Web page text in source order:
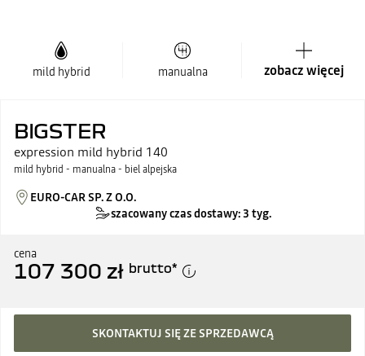
mild hybrid manualna zobacz więcej
BIGSTER
expression mild hybrid 140
mild hybrid - manualna - biel alpejska
EURO-CAR SP. Z O.O.
szacowany czas dostawy: 3 tyg.
cena
107 300 zł brutto*
SKONTAKTUJ SIĘ ZE SPRZEDAWCĄ